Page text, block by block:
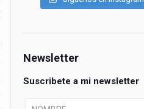
Newsletter
Suscribete a mi newsletter